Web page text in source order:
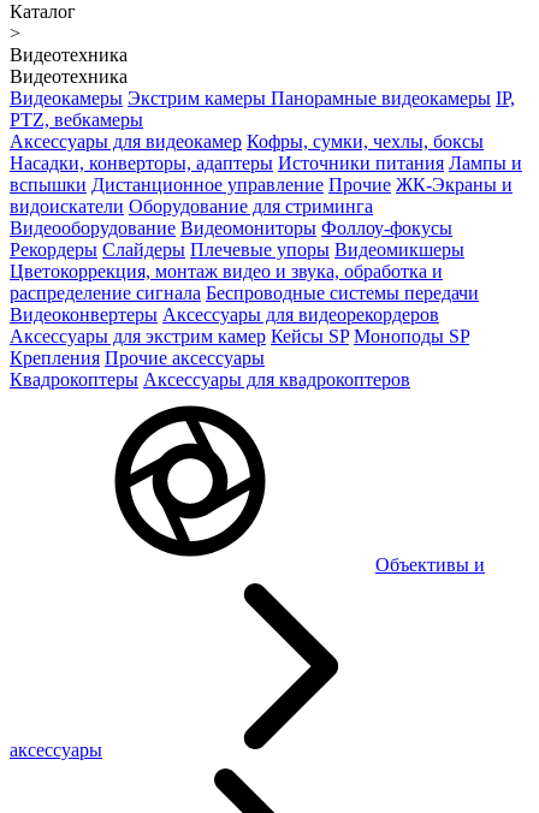
Каталог
>
Видеотехника
Видеотехника
Видеокамеры Экстрим камеры Панорамные видеокамеры IP,
PTZ, вебкамеры
Аксессуары для видеокамер Кофры, сумки, чехлы, боксы
Насадки, конверторы, адаптеры Источники питания Лампы и
вспышки Дистанционное управление Прочие ЖК-Экраны и
видоискатели Оборудование для стриминга
Видеооборудование Видеомониторы Фоллоу-фокусы
Рекордеры Слайдеры Плечевые упоры Видеомикшеры
Цветокоррекция, монтаж видео и звука, обработка и
распределение сигнала Беспроводные системы передачи
Видеоконвертеры Аксессуары для видеорекордеров
Аксессуары для экстрим камер Кейсы SP Моноподы SP
Крепления Прочие аксессуары
Квадрокоптеры Аксессуары для квадрокоптеров
Объективы и
аксессуары